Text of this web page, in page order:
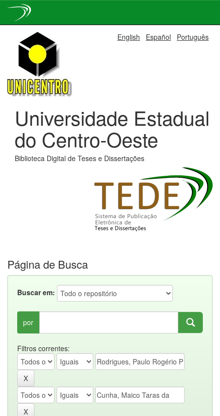
navigation
English Español Português
Universidade Estadual
do Centro-Oeste
Biblioteca Digital de Teses e Dissertações
Página de Busca
Buscar em:
por
Filtros correntes: